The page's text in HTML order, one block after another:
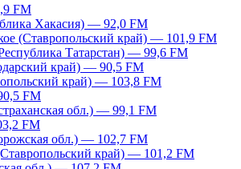
FM
Хакасия) — 92,0 FM
(Ставропольский край) — 101,9 FM
Татарстан) — 99,6 FM
край) — 90,5 FM
край) — 103,8 FM
FM
обл.) — 99,1 FM
FM
обл.) — 102,7 FM
край) — 101,2 FM